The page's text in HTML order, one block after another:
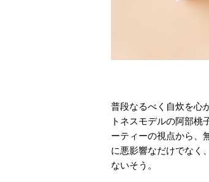
普段なるべく自炊を心
トネスモデルの阿部桃
ーティーの視点から、
に悪影響なだけでなく
ないそう。